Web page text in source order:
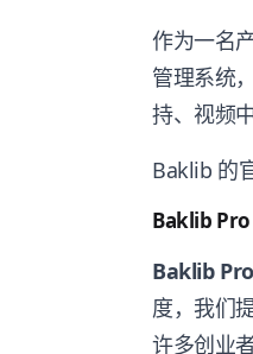
作为一名
管理系统
持、视频
Baklib 的
Baklib Pro
Baklib Pro
度，我们
许多创业